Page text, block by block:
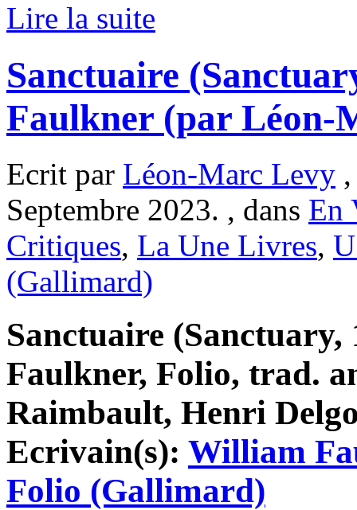
Lire la suite
Sanctuaire
Faulkner (par Léon-
Ecrit par Léon-Marc Levy
Septembre 2023. , dans En
Critiques, La Une Livres,
(Gallimard)
Sanctuaire
Faulkner, Folio, trad.
Raimbault, Henri
Ecrivain(s): William
Folio (Gallimard)